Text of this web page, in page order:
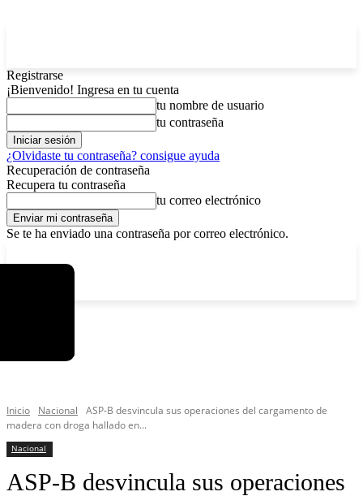
Registrarse
¡Bienvenido! Ingresa en tu cuenta
tu nombre de usuario
tu contraseña
¿Olvidaste tu contraseña? consigue ayuda
Recuperación de contraseña
Recupera tu contraseña
tu correo electrónico
Se te ha enviado una contraseña por correo electrónico.
Inicio Nacional
ASP-B desvincula sus operaciones del cargamento de
madera con droga hallado en...
Nacional
ASP-B desvincula sus operaciones